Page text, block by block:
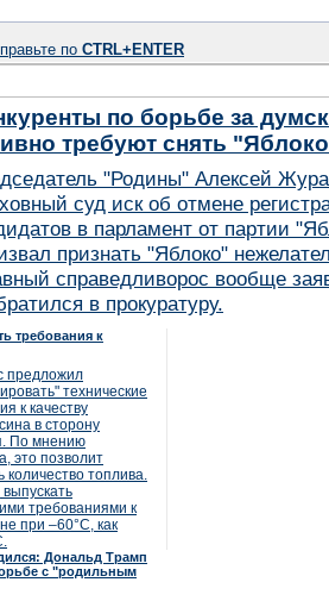
по CTRL+ENTER
по борьбе за
требуют снять
"Родины" Алексей
суд иск об отмене
в парламент от партии
признать "Яблоко"
справедливорос вообще
в прокуратуру.
требования к
предложил
технические
к качеству
в сторону
По мнению
это позволит
количество топлива.
требованиями к
при –60°C, как
Дональд Трамп
с "родильным